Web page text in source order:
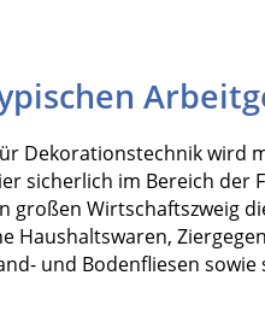
Dekorationstechnik wird
sicherlich im Bereich der
großen Wirtschaftszweig
Haushaltswaren,
und Bodenfliesen